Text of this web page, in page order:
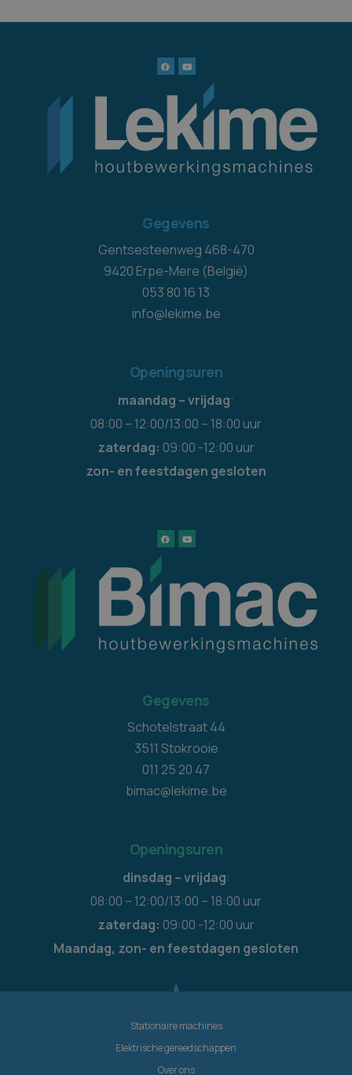
Gegevens
Gentsesteenweg 468-470
9420 Erpe-Mere (België)
053 80 16 13
info@lekime.be
Openingsuren
maandag – vrijdag:
08:00 – 12:00/13:00 – 18:00 uur
zaterdag: 09:00 -12:00 uur
zon- en feestdagen gesloten
Gegevens
Schotelstraat 44
3511 Stokrooie
011 25 20 47
bimac@lekime.be
Openingsuren
dinsdag – vrijdag:
08:00 – 12:00/13:00 – 18:00 uur
zaterdag: 09:00 -12:00 uur
Maandag, zon- en feestdagen gesloten
Stationaire machines
Elektrische gereedschappen
Over ons